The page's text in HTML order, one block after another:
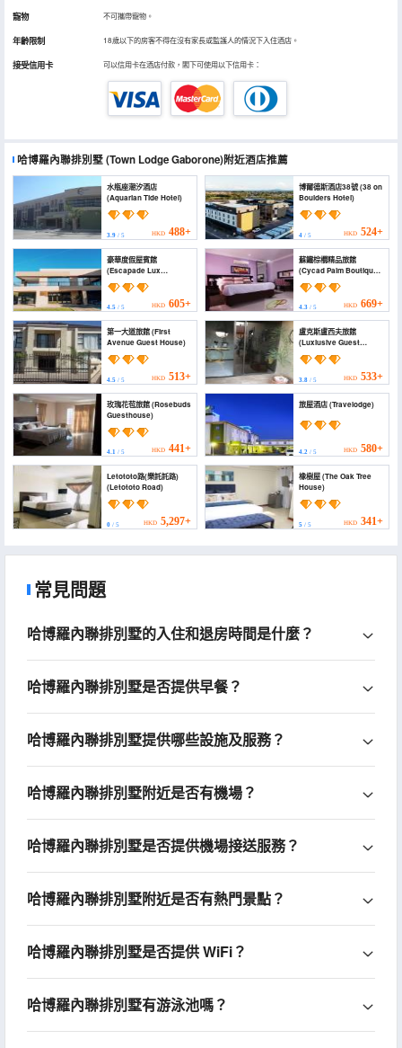
寵物 不可攜帶寵物。
年齡限制 18歲以下的房客不得在沒有家長或監護人的情況下入住酒店。
接受信用卡 可以信用卡在酒店付款，閣下可使用以下信用卡：
哈博羅內聯排別墅(Town Lodge Gaborone)附近酒店推薦
水瓶座潮汐酒店
(Aquarian Tide Hotel)
3.9 / 5 HKD 488+
博爾德斯酒店38號 (38 on
Boulders Hotel)
4/ 5 HKD 524+
豪華度假屋賓館
(Escapade Lux
Boutique Residence)
4.5 / 5 HKD 605+
蘇鐵棕櫚精品旅館
(Cycad Palm Boutique
Guest House)
4.3/ 5 HKD 669+
第一大道旅館 (First
Avenue Guest House)
4.5 / 5 HKD 513+
盧克斯盧西夫旅館
(Luxlusive Guest
House)
3.8/ 5 HKD 533+
玫瑰花苞旅館 (Rosebuds
Guesthouse)
4.1 / 5 HKD 441+
旅屋酒店 (Travelodge)
4.2/ 5 HKD 580+
Letototo路(樂託託路)
(Letototo Road)
0 / 5 HKD 5,297+
橡樹屋 (The Oak Tree
House)
5/ 5 HKD 341+
常見問題
哈博羅內聯排別墅的入住和退房時間是什麼？
哈博羅內聯排別墅是否提供早餐？
哈博羅內聯排別墅提供哪些設施及服務？
哈博羅內聯排別墅附近是否有機場？
哈博羅內聯排別墅是否提供機場接送服務？
哈博羅內聯排別墅附近是否有熱門景點？
哈博羅內聯排別墅是否提供 WiFi？
哈博羅內聯排別墅有游泳池嗎？